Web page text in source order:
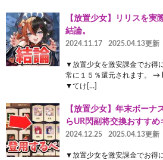
【放置少女】リリスを実
結論。
2024.11.17 2025.04.13更新
▼放置少女を激安課金でお得
常に１５％還元されます。 →
▼てけ[…]
【放置少女】年末ボーナ
らUR閃副将交換おすすめ
2024.12.25 2025.04.13更新
▼放置少女を激安課金でお得